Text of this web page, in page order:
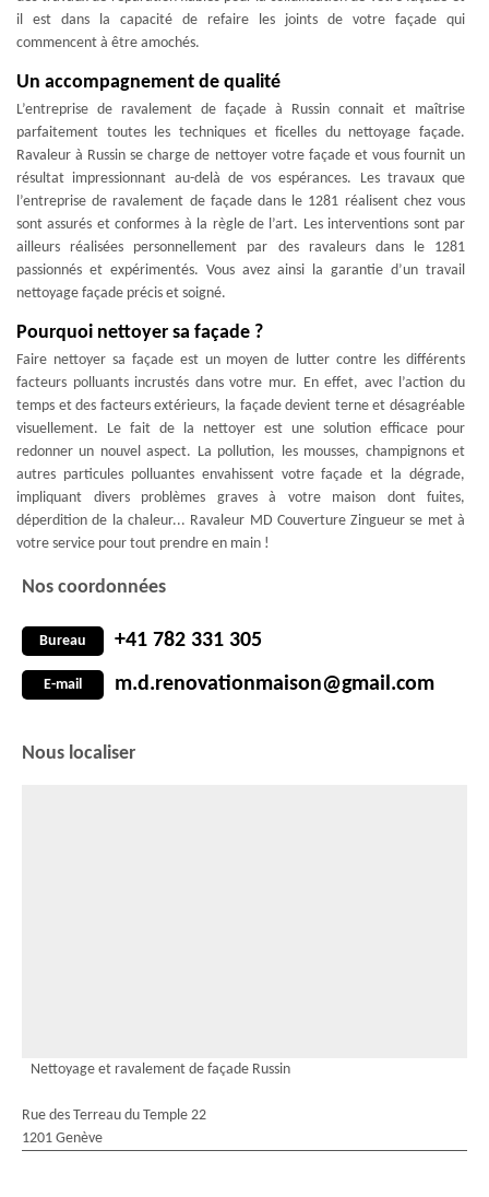
il est dans la capacité de refaire les joints de votre façade qui
commencent à être amochés.
Un accompagnement de qualité
L’entreprise de ravalement de façade à Russin connait et maîtrise
parfaitement toutes les techniques et ficelles du nettoyage façade.
Ravaleur à Russin se charge de nettoyer votre façade et vous fournit un
résultat impressionnant au-delà de vos espérances. Les travaux que
l’entreprise de ravalement de façade dans le 1281 réalisent chez vous
sont assurés et conformes à la règle de l’art. Les interventions sont par
ailleurs réalisées personnellement par des ravaleurs dans le 1281
passionnés et expérimentés. Vous avez ainsi la garantie d’un travail
nettoyage façade précis et soigné.
Pourquoi nettoyer sa façade ?
Faire nettoyer sa façade est un moyen de lutter contre les différents
facteurs polluants incrustés dans votre mur. En effet, avec l’action du
temps et des facteurs extérieurs, la façade devient terne et désagréable
visuellement. Le fait de la nettoyer est une solution efficace pour
redonner un nouvel aspect. La pollution, les mousses, champignons et
autres particules polluantes envahissent votre façade et la dégrade,
impliquant divers problèmes graves à votre maison dont fuites,
déperdition de la chaleur... Ravaleur MD Couverture Zingueur se met à
votre service pour tout prendre en main !
Nos coordonnées
Bureau +41 782 331 305
E-mail m.d.renovationmaison@gmail.com
Nous localiser
Nettoyage et ravalement de façade Russin
Rue des Terreau du Temple 22
1201 Genève